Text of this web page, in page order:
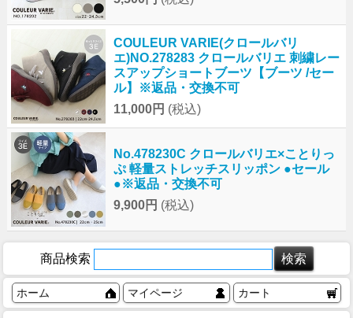
COULEUR VARIE(クロールバリ
エ)NO.278283 クロールバリエ 刺繍レー
スアップショートブーツ【ブーツ /セー
ル】※返品・交換不可
11,000円 (税込)
No.478230C クロールバリエ×ことりっ
ぷ 軽量ストレッチスリッポン ●セール
●※返品・交換不可
9,900円 (税込)
商品検索
ホーム マイページ カート